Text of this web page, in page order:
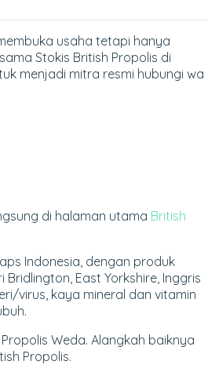
usaha tetapi hanya
Stokis British Propolis di
menjadi mitra resmi hubungi wa
di halaman utama British
Indonesia, dengan produk
East Yorkshire, Inggris
virus, kaya mineral dan vitamin
Weda. Alangkah baiknya
Propolis.